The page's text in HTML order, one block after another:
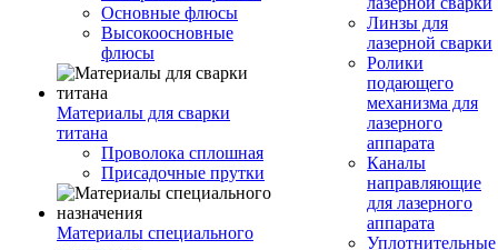
Основные флюсы
Высокоосновные
флюсы
Материалы для сварки
титана
Проволока сплошная
Присадочные прутки
Материалы специального
Линзы для
лазерной сварки
Ролики
подающего
механизма для
лазерного
аппарата
Каналы
направляющие
для лазерного
аппарата
Уплотнительные